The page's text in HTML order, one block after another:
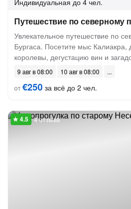
Индивидуальная до 4 чел.
Путешествие по северному
Увлекательное путешествие по
Бургаса. Посетите мыс Калиакра,
королевы, дегустацию вин и
9 авг в 08:00
10 авг в 08:00
от€250 за всё до 2 чел.
4 отзыва